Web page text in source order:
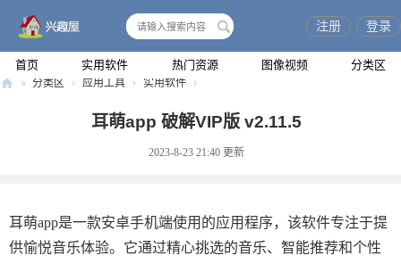
首页 实用软件 热门资源 图像视频 分类区
注册 登录
» 分类区 › 应用工具 › 实用软件 ›
耳萌app 破解VIP版 v2.11.5
2023-8-23 21:40 更新
耳萌app是一款安卓手机端使用的应用程序，该软件专注于提
供愉悦音乐体验。它通过精心挑选的音乐、智能推荐和个性